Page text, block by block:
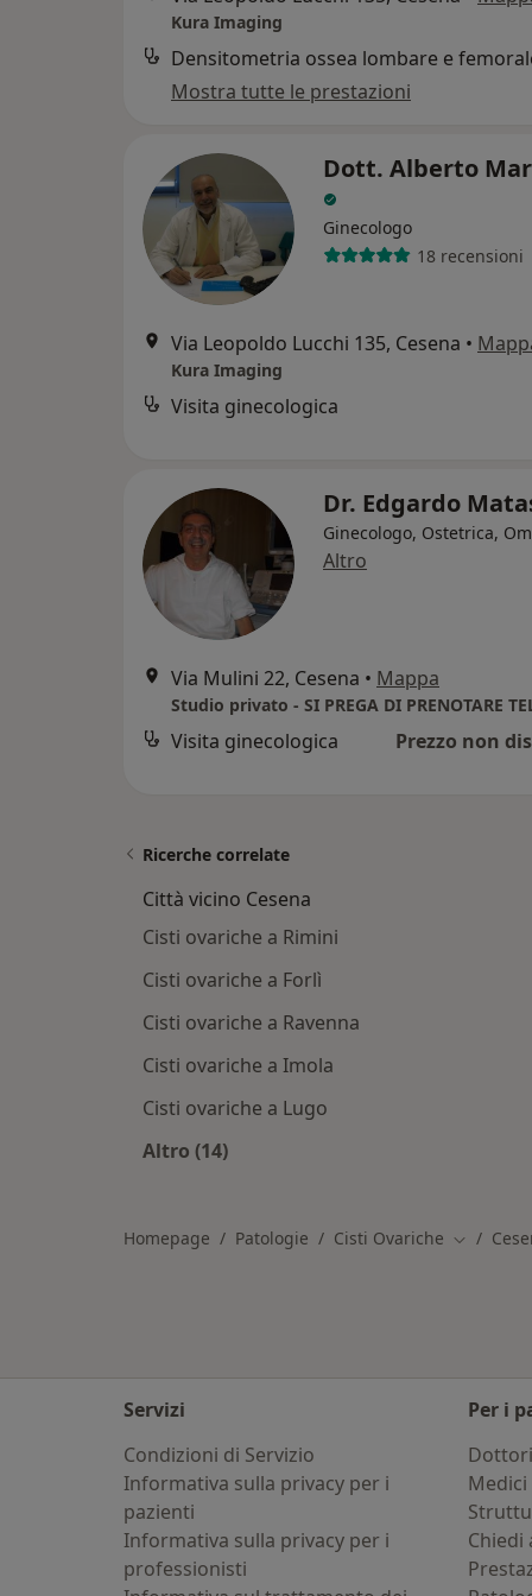
Kura Imaging
Mostra tutte le prestazioni
Dott. Alberto
Ginecologo
18 recensioni
Via Leopoldo Lucchi 135, Cesena •
Kura Imaging
Visita ginecologica
Dr. Edgardo
Ginecologo, Ostetrica,
Altro
Via Mulini 22, Cesena • Mappa
Visita ginecologica Prezzo non
Ricerche correlate
Città vicino Cesena
Cisti ovariche a Rimini
Cisti ovariche a Forlì
Cisti ovariche a Ravenna
Cisti ovariche a Imola
Cisti ovariche a Lugo
Altro (14)
Homepage Patologie Cisti Ovariche Cambia
Servizi
Condizioni di Servizio
Informativa sulla privacy per i
pazienti
Informativa sulla privacy per i
professionisti
Per i
Dottori
Medici